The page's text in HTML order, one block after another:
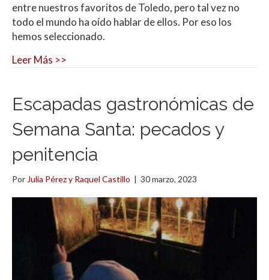
entre nuestros favoritos de Toledo, pero tal vez no
todo el mundo ha oído hablar de ellos. Por eso los
hemos seleccionado.
Leer Más >>
Escapadas gastronómicas de
Semana Santa: pecados y
penitencia
Por Julia Pérez y Raquel Castillo | 30 marzo, 2023